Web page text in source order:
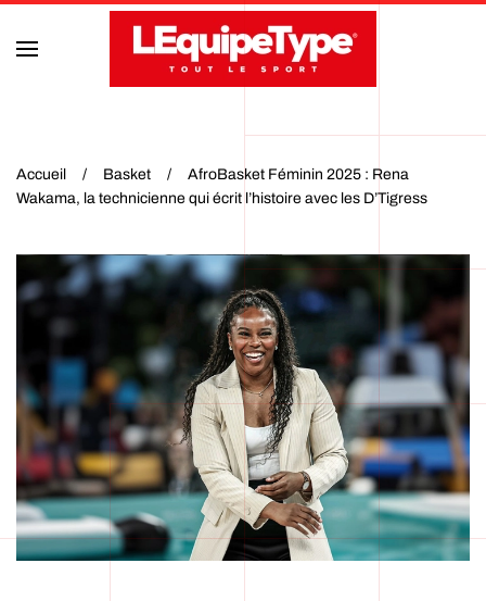
Accéder au contenu principal
Accueil Basket
AfroBasket Féminin 2025 : Rena
Wakama, la technicienne qui écrit l’histoire avec les D’Tigress